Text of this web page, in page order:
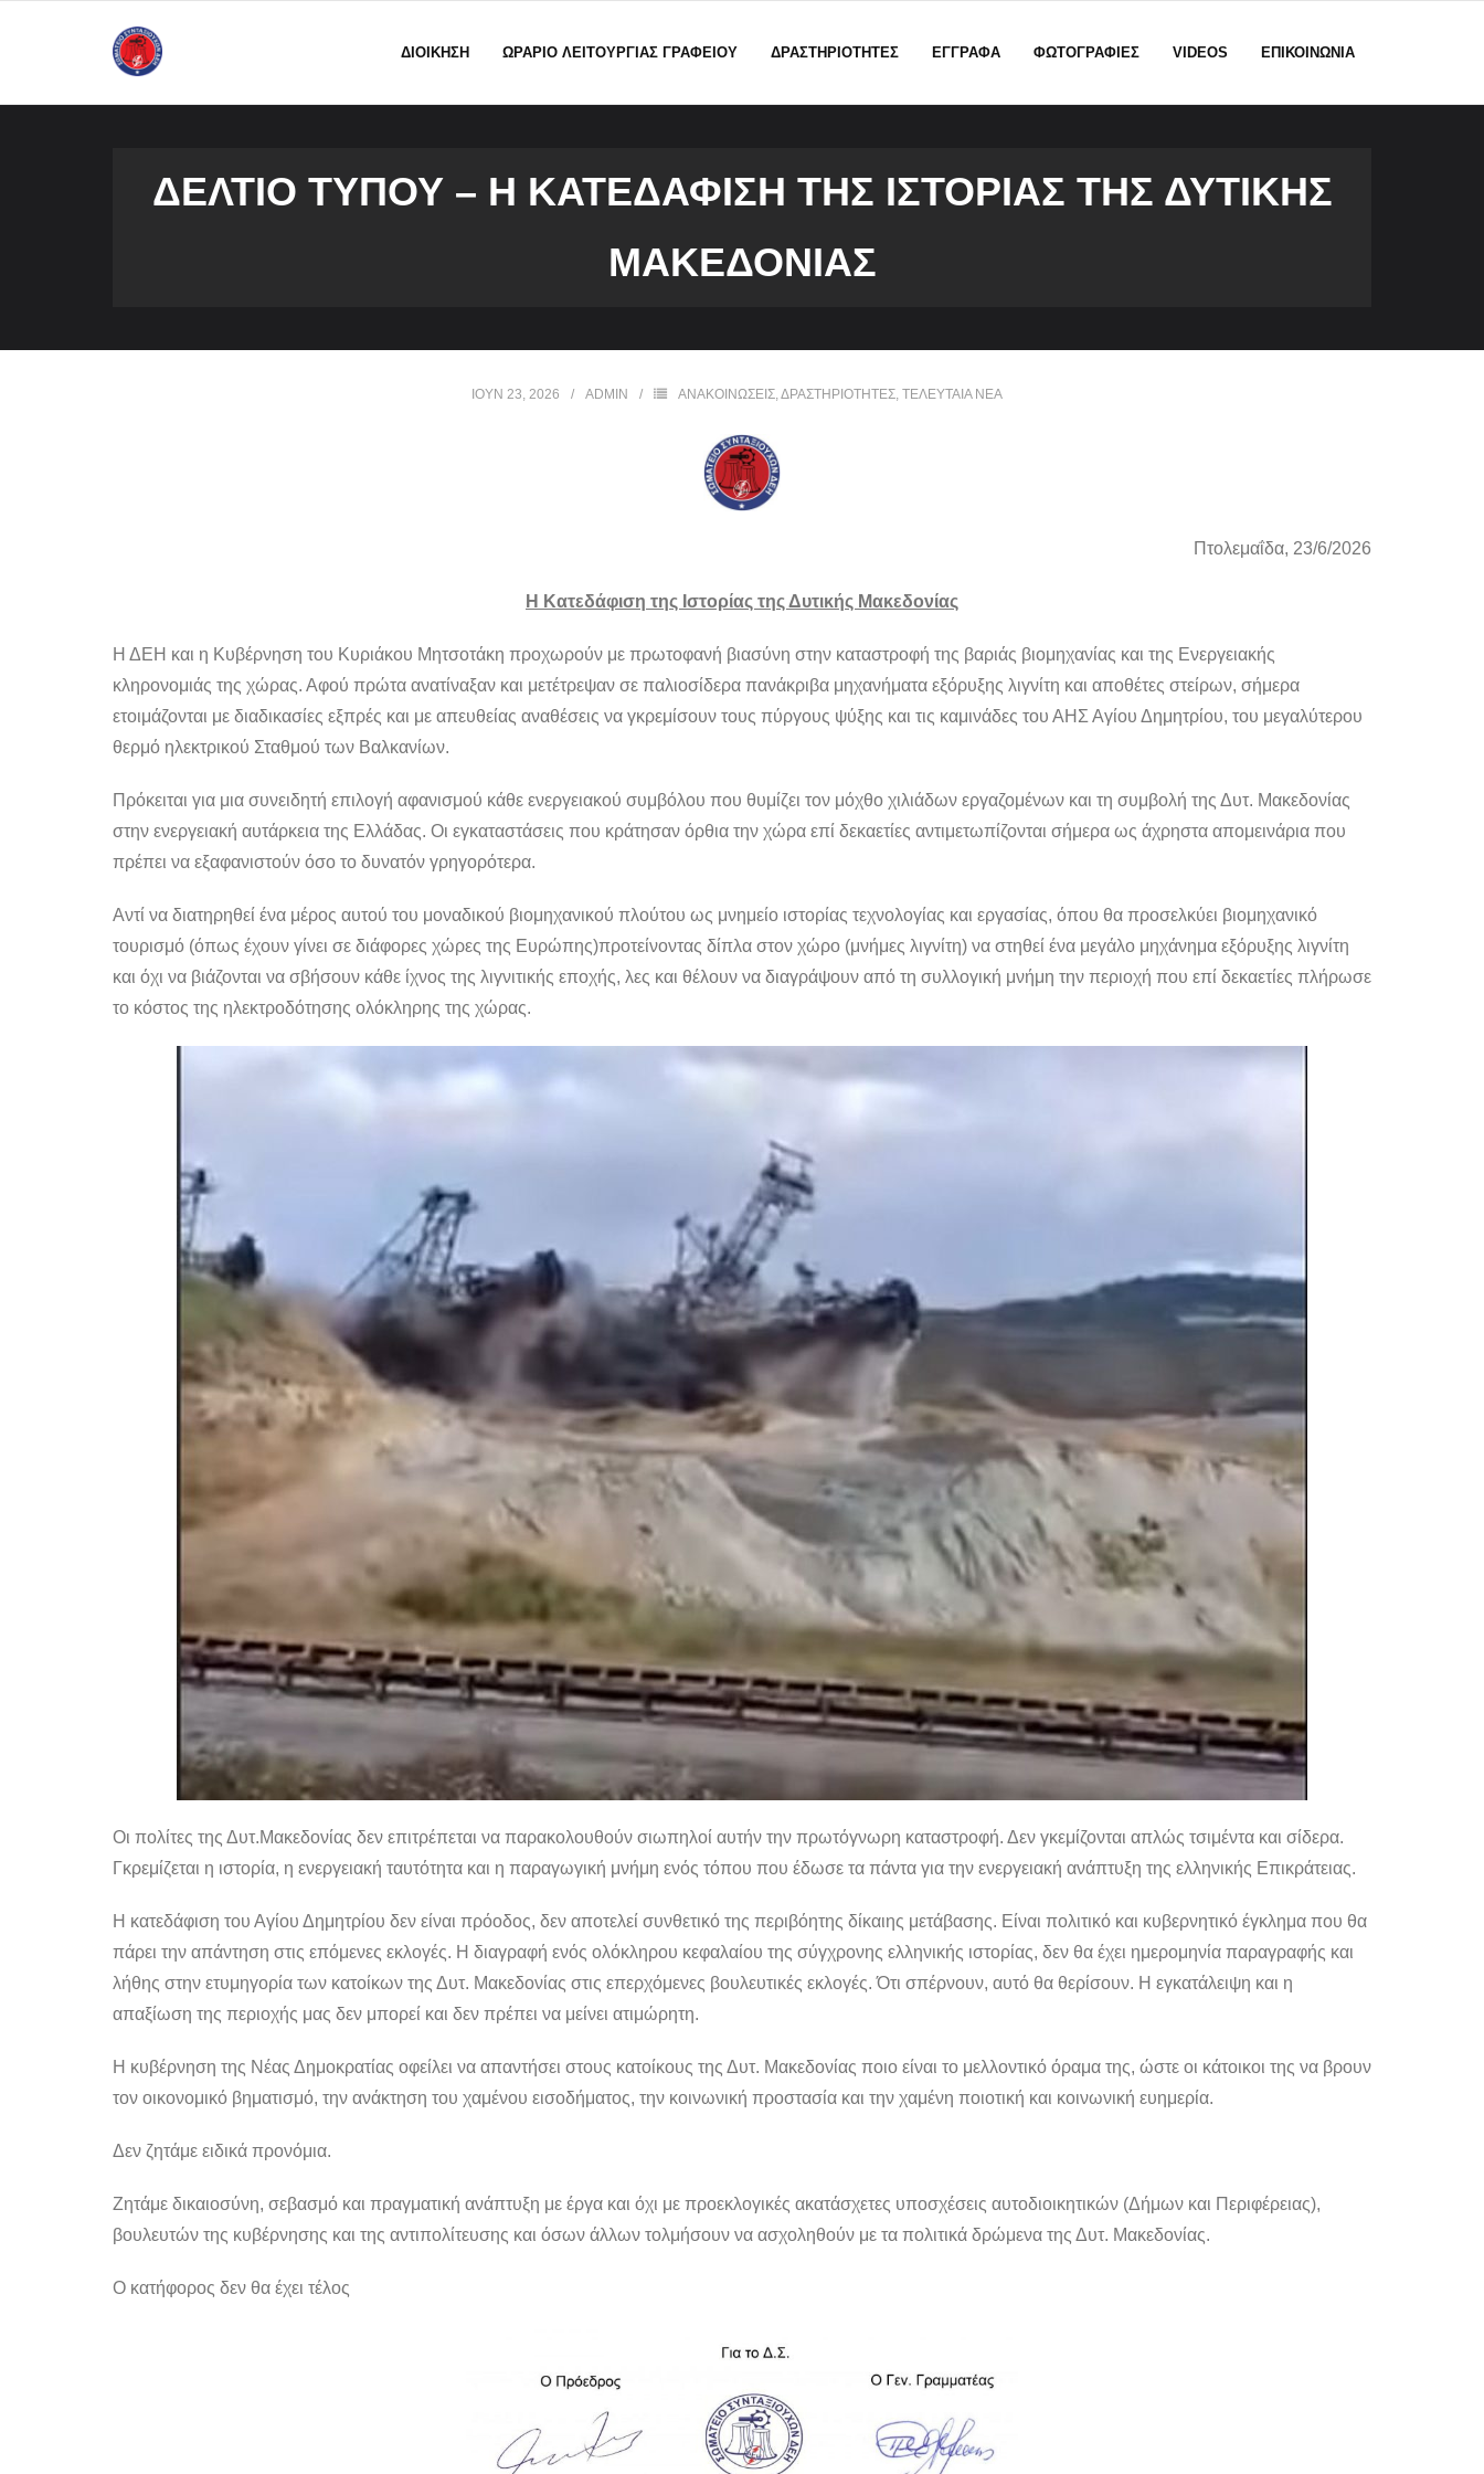
ΔΙΟΙΚΗΣΗ ΩΡΑΡΙΟ ΛΕΙΤΟΥΡΓΙΑΣ ΓΡΑΦΕΙΟΥ ΔΡΑΣΤΗΡΙΟΤΗΤΕΣ ΕΓΓΡΑΦΑ ΦΩΤΟΓΡΑΦΙΕΣ VIDEOS ΕΠΙΚΟΙΝΩΝΙΑ
ΔΕΛΤΊΟ ΤΎΠΟΥ – Η ΚΑΤΕΔΑΦΙΣΗ ΤΗΣ ΙΣΤΟΡΙΑΣ ΤΗΣ ΔΥΤΙΚΗΣ
ΜΑΚΕΔΟΝΙΑΣ
ΙΟΎΝ 23, 2026 ADMIN ΑΝΑΚΟΙΝΩΣΕΙΣ,ΔΡΑΣΤΗΡΙΟΤΗΤΕΣ, ΤΕΛΕΥΤΑΙΑ ΝΕΑ
Πτολεμαΐδα, 23/6/2026
Η Κατεδάφιση της Ιστορίας της Δυτικής Μακεδονίας
Η ΔΕΗ και η Κυβέρνηση του Κυριάκου Μητσοτάκη προχωρούν με πρωτοφανή βιασύνη στην καταστροφή της βαριάς βιομηχανίας και της Ενεργειακής
κληρονομιάς της χώρας. Αφού πρώτα ανατίναξαν και μετέτρεψαν σε παλιοσίδερα πανάκριβα μηχανήματα εξόρυξης λιγνίτη και αποθέτες στείρων, σήμερα
ετοιμάζονται με διαδικασίες εξπρές και με απευθείας αναθέσεις να γκρεμίσουν τους πύργους ψύξης και τις καμινάδες του ΑΗΣ Αγίου Δημητρίου, του μεγαλύτερου
θερμό ηλεκτρικού Σταθμού των Βαλκανίων.
Πρόκειται για μια συνειδητή επιλογή αφανισμού κάθε ενεργειακού συμβόλου που θυμίζει τον μόχθο χιλιάδων εργαζομένων και τη συμβολή της Δυτ. Μακεδονίας
στην ενεργειακή αυτάρκεια της Ελλάδας. Οι εγκαταστάσεις που κράτησαν όρθια την χώρα επί δεκαετίες αντιμετωπίζονται σήμερα ως άχρηστα απομεινάρια που
πρέπει να εξαφανιστούν όσο το δυνατόν γρηγορότερα.
Αντί να διατηρηθεί ένα μέρος αυτού του μοναδικού βιομηχανικού πλούτου ως μνημείο ιστορίας τεχνολογίας και εργασίας, όπου θα προσελκύει βιομηχανικό
τουρισμό (όπως έχουν γίνει σε διάφορες χώρες της Ευρώπης)προτείνοντας δίπλα στον χώρο (μνήμες λιγνίτη) να στηθεί ένα μεγάλο μηχάνημα εξόρυξης λιγνίτη
και όχι να βιάζονται να σβήσουν κάθε ίχνος της λιγνιτικής εποχής, λες και θέλουν να διαγράψουν από τη συλλογική μνήμη την περιοχή που επί δεκαετίες πλήρωσε
το κόστος της ηλεκτροδότησης ολόκληρης της χώρας.
Οι πολίτες της Δυτ.Μακεδονίας δεν επιτρέπεται να παρακολουθούν σιωπηλοί αυτήν την πρωτόγνωρη καταστροφή. Δεν γκεμίζονται απλώς τσιμέντα και σίδερα.
Γκρεμίζεται η ιστορία, η ενεργειακή ταυτότητα και η παραγωγική μνήμη ενός τόπου που έδωσε τα πάντα για την ενεργειακή ανάπτυξη της ελληνικής Επικράτειας.
Η κατεδάφιση του Αγίου Δημητρίου δεν είναι πρόοδος, δεν αποτελεί συνθετικό της περιβόητης δίκαιης μετάβασης. Είναι πολιτικό και κυβερνητικό έγκλημα που θα
πάρει την απάντηση στις επόμενες εκλογές. Η διαγραφή ενός ολόκληρου κεφαλαίου της σύγχρονης ελληνικής ιστορίας, δεν θα έχει ημερομηνία παραγραφής και
λήθης στην ετυμηγορία των κατοίκων της Δυτ. Μακεδονίας στις επερχόμενες βουλευτικές εκλογές. Ότι σπέρνουν, αυτό θα θερίσουν. Η εγκατάλειψη και η
απαξίωση της περιοχής μας δεν μπορεί και δεν πρέπει να μείνει ατιμώρητη.
Η κυβέρνηση της Νέας Δημοκρατίας οφείλει να απαντήσει στους κατοίκους της Δυτ. Μακεδονίας ποιο είναι το μελλοντικό όραμα της, ώστε οι κάτοικοι της να βρουν
τον οικονομικό βηματισμό, την ανάκτηση του χαμένου εισοδήματος, την κοινωνική προστασία και την χαμένη ποιοτική και κοινωνική ευημερία.
Δεν ζητάμε ειδικά προνόμια.
Ζητάμε δικαιοσύνη, σεβασμό και πραγματική ανάπτυξη με έργα και όχι με προεκλογικές ακατάσχετες υποσχέσεις αυτοδιοικητικών (Δήμων και Περιφέρειας),
βουλευτών της κυβέρνησης και της αντιπολίτευσης και όσων άλλων τολμήσουν να ασχοληθούν με τα πολιτικά δρώμενα της Δυτ. Μακεδονίας.
Ο κατήφορος δεν θα έχει τέλος